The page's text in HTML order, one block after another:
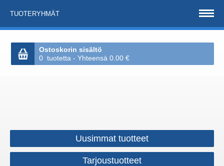
TUOTERYHMÄT
Ostoskorin sisältö
0 tuotetta - Yhteensä 0.00 €
Uusimmat tuotteet
Tarjoustuotteet